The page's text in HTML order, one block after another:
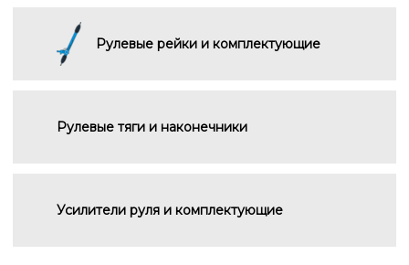
Рулевые рейки и комплектующие
Рулевые тяги и наконечники
Усилители руля и комплектующие